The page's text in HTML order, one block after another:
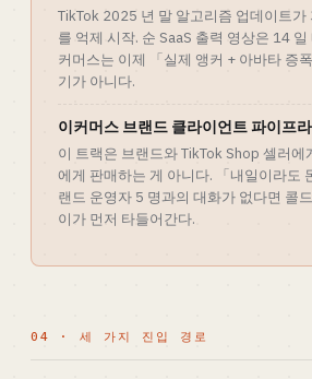
TikTok 2025 년 말 알고리즘 업데이트가
를 억제 시작. 순 SaaS 출력 영상은 14
커머스는 이제 「실제 앵커 + 아바타 증
기가 아니다.
이커머스 브랜드 클라이언트 파이프
이 트랙은 브랜드와 TikTok Shop 셀러에
에게 판매하는 게 아니다. 「내일이라도
랜드 운영자 5 명과의 대화가 없다면 콜
이가 먼저 타들어간다.
04 · 세 가지 진입 경로